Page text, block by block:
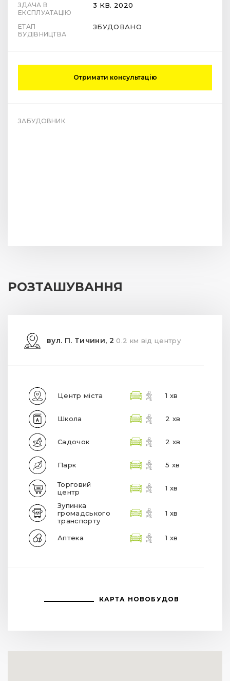
ЗДАЧА В
ЕКСПЛУАТАЦІЮ
3 КВ. 2020
ЕТАП
БУДІВНИЦТВА
ЗБУДОВАНО
Отримати консультацію
ЗАБУДОВНИК
РОЗТАШУВАННЯ
вул. П. Тичини, 2 0.2 км від центру
Центр міста 1 хв
Школа 2 хв
Садочок 2 хв
Парк 5 хв
Торговий
центр
1 хв
Зупинка
громадського
транспорту
1 хв
Аптека 1 хв
КАРТА НОВОБУДОВ